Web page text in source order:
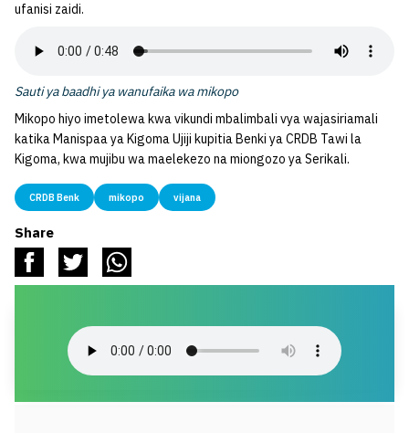
ufanisi zaidi.
Sauti ya baadhi ya wanufaika wa mikopo
Mikopo hiyo imetolewa kwa vikundi mbalimbali vya wajasiriamali
katika Manispaa ya Kigoma Ujiji kupitia Benki ya CRDB Tawi la
Kigoma, kwa mujibu wa maelekezo na miongozo ya Serikali.
CRDB Benk mikopo vijana
Share